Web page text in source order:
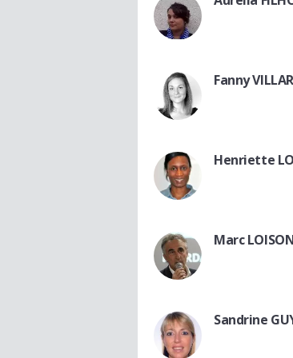
Fanny
Henriette
Marc
Sandrine